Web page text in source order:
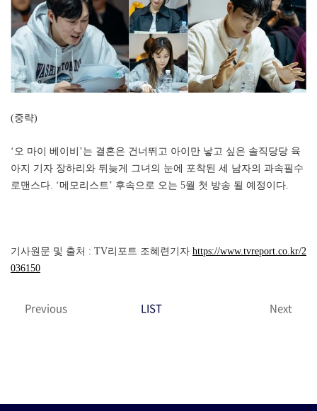
(중략)
‘오 마이 베이비’는 결혼은 건너뛰고 아이만 낳고 싶은 솔직당당 육
아지 기자 장하리와 뒤늦게 그녀의 눈에 포착된 세 남자의 과속필수
로맨스다. ‘메모리스트’ 후속으로 오는 5월 첫 방송 될 예정이다.
기사원문 및 출처 : TV리포트 조혜련기자 https://www.tvreport.co.kr/2
036150
Previous LIST Next